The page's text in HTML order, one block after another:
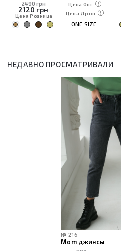
2490 грн
2120 грн
Цена Розница
Цена Опт
Цена Дроп
ONE SIZE
НЕДАВНО ПРОСМАТРИВАЛИ
№ 216
Mom джинсы